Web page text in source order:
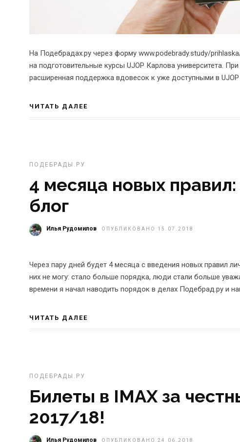
На Подебрадах.ру через форму www.podebrady.study/
на подготовительные курсы UJOP Карлова университета.
расширенная поддержка вдовесок к уже доступными в
ЧИТАТЬ ДАЛЕЕ
ПОДЕБРАДЫ.РУ
4 месяца новых
блог
Илья Рудомилов ОПУБЛИКОВАНО 15.07.2018
Через пару дней будет 4 месяца с введения новых правил
них не могу: стало больше порядка, люди стали больше
времени я начал наводить порядок в делах Подебрад.ру и
ЧИТАТЬ ДАЛЕЕ
ПОДЕБРАДЫ.РУ
Билеты в IMAX за
2017/18!
Илья Рудомилов ОПУБЛИКОВАНО 24.06.2018